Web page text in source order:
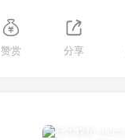
赞赏 分享